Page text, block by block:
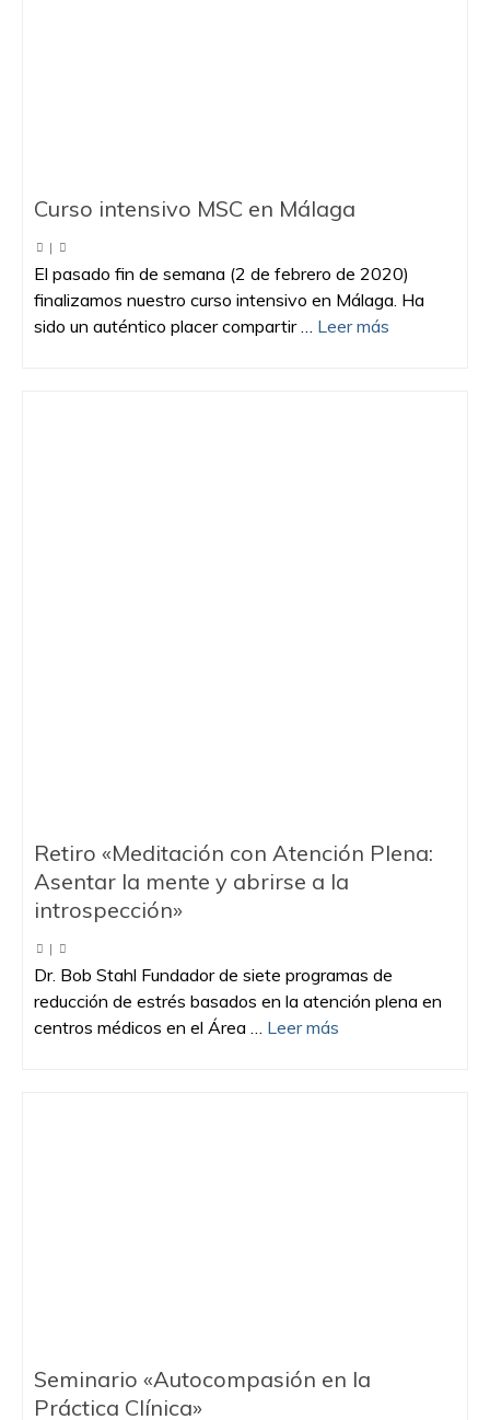
Curso intensivo MSC en Málaga
|
El pasado fin de semana (2 de febrero de 2020)
finalizamos nuestro curso intensivo en Málaga. Ha
sido un auténtico placer compartir … Leer más
Retiro «Meditación con Atención Plena:
Asentar la mente y abrirse a la
introspección»
|
Dr. Bob Stahl Fundador de siete programas de
reducción de estrés basados ​​en la atención plena en
centros médicos en el Área … Leer más
Seminario «Autocompasión en la
Práctica Clínica»